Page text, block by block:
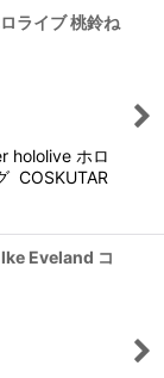
ライブ 桃鈴ね
hololive ホロ
COSKUTAR
Eveland コ